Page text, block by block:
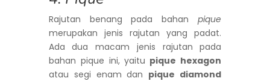
Rajutan benang pada bahanpique
merupakan jenis rajutan yang padat.
Ada dua macam jenis rajutan pada
bahan pique ini, yaitu pique hexagon
atau segi enam dan pique diamond